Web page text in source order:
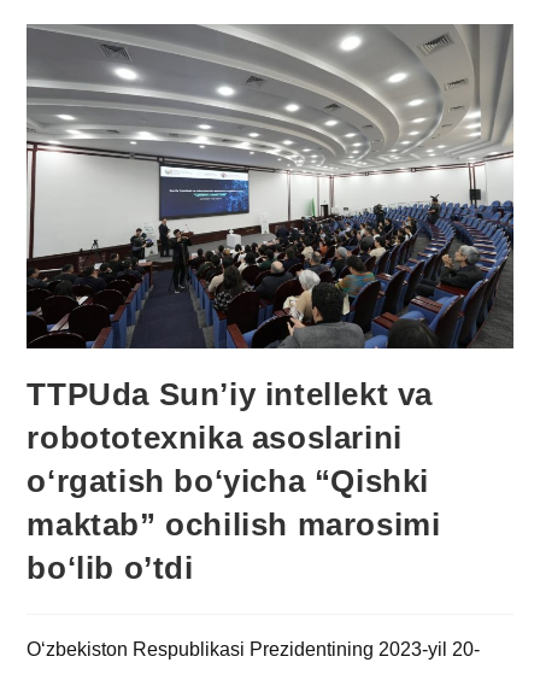
TTPUda Sunʼiy intellekt va
robototexnika asoslarini
oʻrgatish boʻyicha “Qishki
maktab” ochilish marosimi
boʻlib o’tdi
Oʻzbekiston Respublikasi Prezidentining 2023-yil 20-